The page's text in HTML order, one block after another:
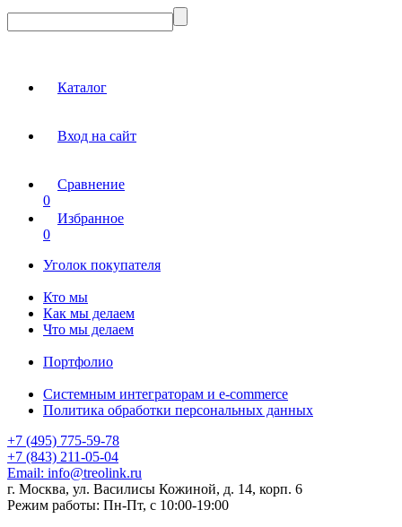
Каталог
Вход на сайт
Сравнение
0
Избранное
0
Уголок покупателя
Кто мы
Как мы делаем
Что мы делаем
Портфолио
Системным интеграторам и e-commerce
Политика обработки персональных данных
+7 (495) 775-59-78
+7 (843) 211-05-04
Email: info@treolink.ru
г. Москва, ул. Василисы Кожиной, д. 14, корп. 6
Режим работы: Пн-Пт, с 10:00-19:00